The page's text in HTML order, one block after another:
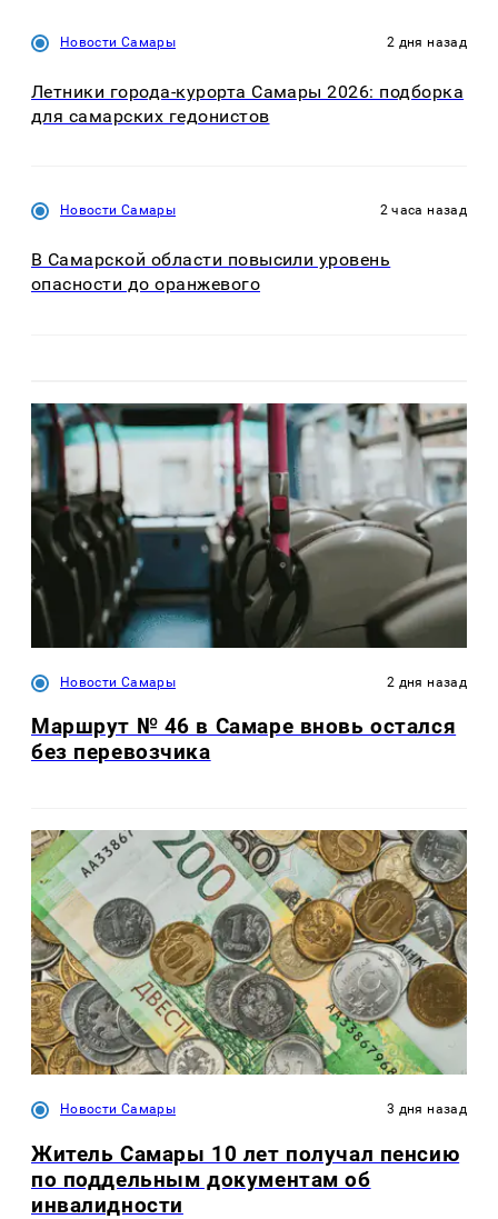
Новости Самары 2 дня назад
Летники города-курорта Самары 2026: подборка
для самарских гедонистов
Новости Самары 2 часа назад
В Самарской области повысили уровень
опасности до оранжевого
Новости Самары 2 дня назад
Маршрут № 46 в Самаре вновь остался
без перевозчика
Новости Самары 3 дня назад
Житель Самары 10 лет получал пенсию
по поддельным документам об
инвалидности